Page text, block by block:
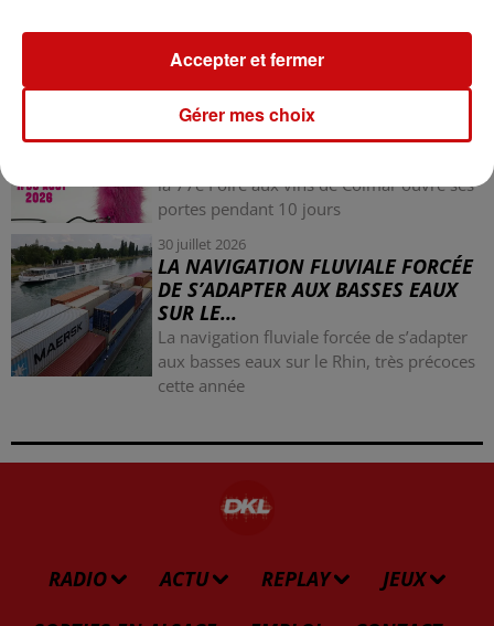
mois de prison avec sursis pour un salut
nazi
31 juillet 2026
LA 77E FOIRE AUX VINS DE
COLMAR OUVRE SES PORTES
la 77e Foire aux vins de Colmar ouvre ses
portes pendant 10 jours
30 juillet 2026
LA NAVIGATION FLUVIALE FORCÉE
DE S’ADAPTER AUX BASSES EAUX
SUR LE...
La navigation fluviale forcée de s’adapter
aux basses eaux sur le Rhin, très précoces
cette année
RADIO ACTU REPLAY
JEUX
Gérer mes choix
Accepter et fermer